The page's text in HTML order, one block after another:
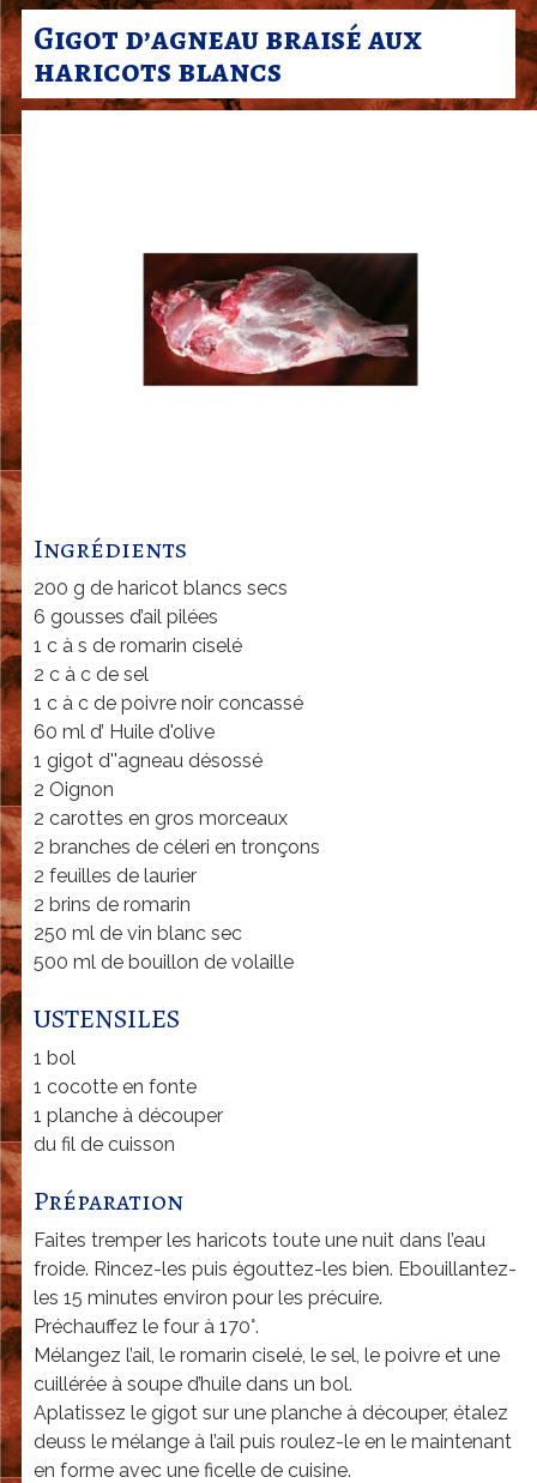
r
c
u
u
l
a
S
A
-
E
r
i
c
R
i
c
h
a
r
|
G
e
n
è
v
e
Gigot d’agneau braisé aux
haricots blancs
Ingrédients
200 g de haricot blancs secs
6 gousses d’ail pilées
1 c à s de romarin ciselé
2 c à c de sel
1 c à c de poivre noir concassé
60 ml d’ Huile d'olive
1 gigot d''agneau désossé
2 Oignon
2 carottes en gros morceaux
2 branches de céleri en tronçons
2 feuilles de laurier
2 brins de romarin
250 ml de vin blanc sec
500 ml de bouillon de volaille
USTENSILES
1 bol
1 cocotte en fonte
1 planche à découper
du fil de cuisson
Préparation
Faites tremper les haricots toute une nuit dans l’eau
froide. Rincez-les puis égouttez-les bien. Ebouillantez-
les 15 minutes environ pour les précuire.
Préchauffez le four à 170°.
Mélangez l’ail, le romarin ciselé, le sel, le poivre et une
cuillérée à soupe d’huile dans un bol.
Aplatissez le gigot sur une planche à découper, étalez
deuss le mélange à l’ail puis roulez-le en le maintenant
en forme avec une ficelle de cuisine.